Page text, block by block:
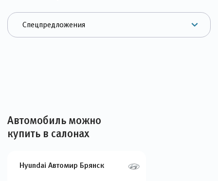
Автомобиль можно
купить в салонах
Hyundai Автомир Брянск